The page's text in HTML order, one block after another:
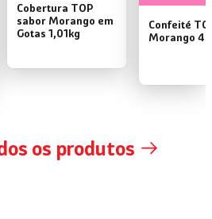
Cobertura TOP
sabor Morango em
Gotas 1,01kg
Confeité
Morango
os produtos